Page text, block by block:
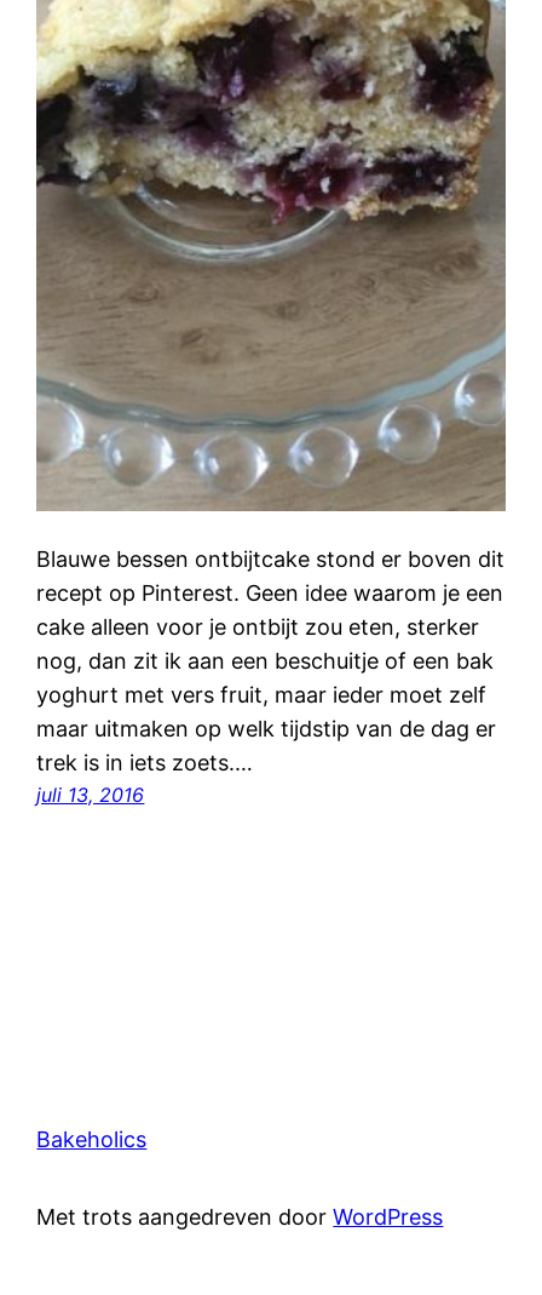
Blauwe bessen ontbijtcake stond er boven dit
recept op Pinterest. Geen idee waarom je een
cake alleen voor je ontbijt zou eten, sterker
nog, dan zit ik aan een beschuitje of een bak
yoghurt met vers fruit, maar ieder moet zelf
maar uitmaken op welk tijdstip van de dag er
trek is in iets zoets.…
juli 13, 2016
Bakeholics
Met trots aangedreven doorWordPress